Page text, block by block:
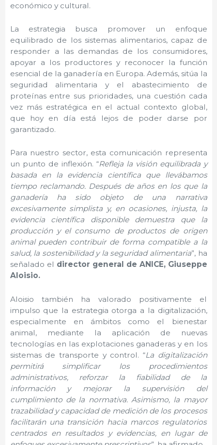
económico y cultural.
La estrategia busca promover un enfoque
equilibrado de los sistemas alimentarios, capaz de
responder a las demandas de los consumidores,
apoyar a los productores y reconocer la función
esencial de la ganadería en Europa. Además, sitúa la
seguridad alimentaria y el abastecimiento de
proteínas entre sus prioridades, una cuestión cada
vez más estratégica en el actual contexto global,
que hoy en día está lejos de poder darse por
garantizado.
Para nuestro sector, esta comunicación representa
un punto de inflexión. “Refleja la visión equilibrada y
basada en la evidencia científica que llevábamos
tiempo reclamando. Después de años en los que la
ganadería ha sido objeto de una narrativa
excesivamente simplista y, en ocasiones, injusta, la
evidencia científica disponible demuestra que la
producción y el consumo de productos de origen
animal pueden contribuir de forma compatible a la
salud, la sostenibilidad y la seguridad alimentaria”, ha
señalado el director general de ANICE, Giuseppe
Aloisio.
Aloisio también ha valorado positivamente el
impulso que la estrategia otorga a la digitalización,
especialmente en ámbitos como el bienestar
animal, mediante la aplicación de nuevas
tecnologías en las explotaciones ganaderas y en los
sistemas de transporte y control. “La digitalización
permitirá simplificar los procedimientos
administrativos, reforzar la fiabilidad de la
información y mejorar la supervisión del
cumplimiento de la normativa. Asimismo, la mayor
trazabilidad y capacidad de medición de los procesos
facilitarán una transición hacia marcos regulatorios
centrados en resultados y evidencias, en lugar de